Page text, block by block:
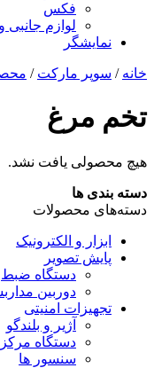
فکس
لوازم
نمایشگر
خانه / سوپر مارکت /
تخم مرغ
هیچ محصولی یافت نشد.
دسته بندی ها
دسته‌های محصولات
ابزار و الکترونیک
پایش تصویر
دستگاه ضبط
دوربین
تجهیزات امنیتی
آژیر و بلندگو
دستگاه
سنسور ها